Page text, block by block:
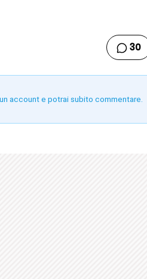
30
account e potrai subito commentare.